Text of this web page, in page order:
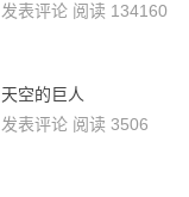
发表评论 阅读 134160
天空的巨人
发表评论 阅读 3506